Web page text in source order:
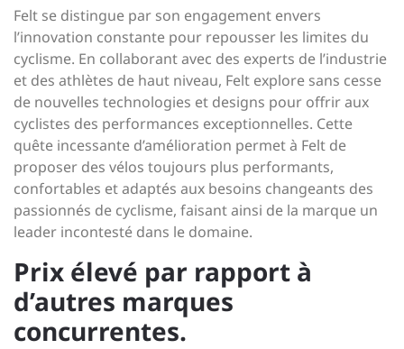
Felt se distingue par son engagement envers
l’innovation constante pour repousser les limites du
cyclisme. En collaborant avec des experts de l’industrie
et des athlètes de haut niveau, Felt explore sans cesse
de nouvelles technologies et designs pour offrir aux
cyclistes des performances exceptionnelles. Cette
quête incessante d’amélioration permet à Felt de
proposer des vélos toujours plus performants,
confortables et adaptés aux besoins changeants des
passionnés de cyclisme, faisant ainsi de la marque un
leader incontesté dans le domaine.
Prix élevé par rapport à
d’autres marques
concurrentes.